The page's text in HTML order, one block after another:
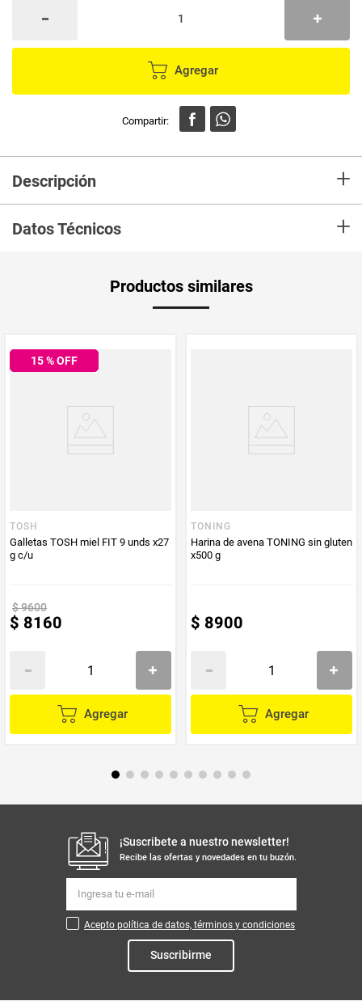
Agregar
Descripción +
de bebida de coco, almidón de yuca y cultivos probióticos
Datos Técnicos +
Productos similares
15% OFF
TOSH
Galletas TOSH miel FIT 9 unds x27
g c/u
$9600
$ 8160
Agregar
TONING
Harina de avena TONING sin gluten
x500 g
$ 8900
Agregar
¡Suscribete a nuestro newsletter!
Recibe las ofertas y novedades en tu buzón.
Acepto política de datos, términos y condiciones
Suscribirme